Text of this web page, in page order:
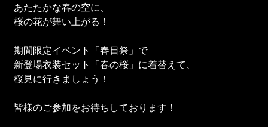
あたたかな春の空に、
桜の花が舞い上がる！
期間限定イベント「春日祭」で
新登場衣装セット「春の桜」に着替えて、
桜見に行きましょう！
皆様のご参加をお待ちしております！